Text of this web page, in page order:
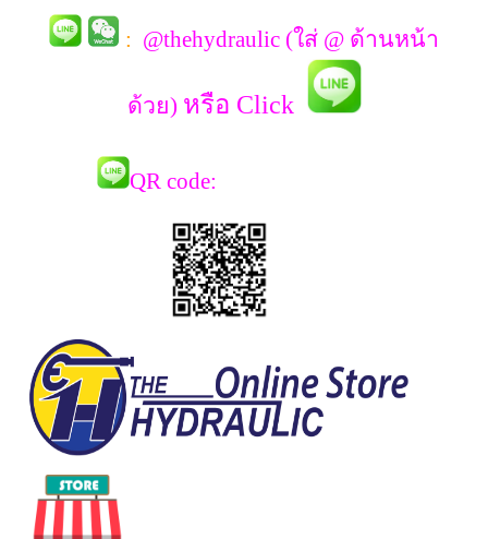
: @thehydraulic (ใส่ @ ด้านหน้า
ด้วย) หรือ Click
QR code: